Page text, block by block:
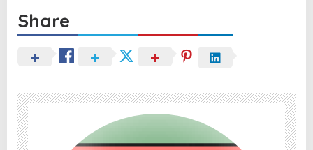
Share